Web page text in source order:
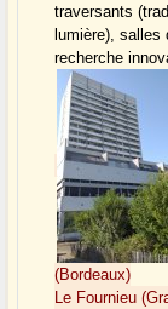
traversants
lumière), salles
recherche
(Bordeaux)
Le Fournieu